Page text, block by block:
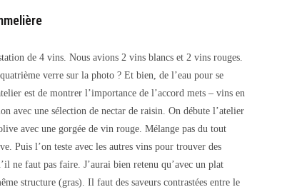
de 4 vins. Nous avions 2 vins blancs et 2 vins rouges.
verre sur la photo ? Et bien, de l’eau pour se
est de montrer l’importance de l’accord mets – vins en
avec une sélection de nectar de raisin. On débute l’atelier
avec une gorgée de vin rouge. Mélange pas du tout
Puis l’on teste avec les autres vins pour trouver des
ne faut pas faire. J’aurai bien retenu qu’avec un plat
structure (gras). Il faut des saveurs contrastées entre le